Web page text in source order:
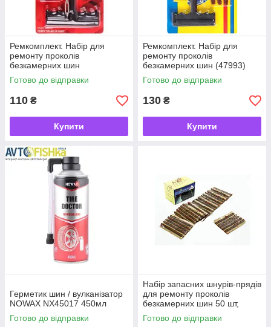
Ремкомплект. Набір для
ремонту проколів
безкамерних шин
Штурмовик/8ед./АС-109
(АС-109)
Готово до відправки
110 ₴
Купити
Ремкомплект. Набір для
ремонту проколів
безкамерних шин (47993)
Готово до відправки
130 ₴
Купити
Герметик шин / вулканізатор
NOWAX NX45017 450мл
Готово до відправки
Набір запасних шнурів-прядів
для ремонту проколів
безкамерних шин 50 шт,
ремкомплект
Готово до відправки